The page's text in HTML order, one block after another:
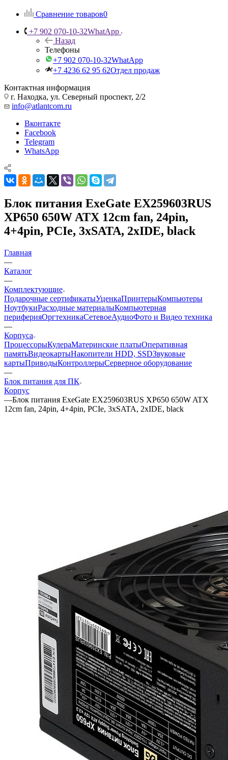
Сравнение товаров0
+7 902 070-10-32WhatApp
Назад
Телефоны
+7 902 070-10-32WhatApp
+7 4236 62 95 62Отдел продаж
Контактная информация
г. Находка, ул. Северный проспект, 2/2
info@atlantcom.ru
Вконтакте
Facebook
Telegram
WhatsApp
Блок питания ExeGate EX259603RUS
XP650 650W ATX 12cm fan, 24pin,
4+4pin, PCIe, 3xSATA, 2xIDE, black
Главная
—
Каталог
—
Комплектующие
Подарочные сертификатыУценкаПринтерыКомпьютеры
НоутбукиРасходные материалыКомпьютерная
периферияОргтехникаСетевоеАудиоФото и Видео техника
—
Корпуса
ПроцессорыКулераМатеринские платыОперативная
памятьВидеокартыНакопители HDD, SSDЗвуковые
картыПриводыКонтроллерыCерверное оборудование
—
Блок питания для ПК
Корпус
—Блок питания ExeGate EX259603RUS XP650 650W ATX
12cm fan, 24pin, 4+4pin, PCIe, 3xSATA, 2xIDE, black